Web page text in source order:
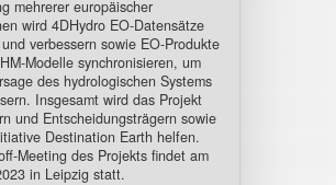
mehrerer europäischer
wird 4DHydro EO-Datensätze
verbessern sowie EO-Produkte
Modelle synchronisieren, um
des hydrologischen Systems
Insgesamt wird das Projekt
und Entscheidungsträgern sowie
Destination Earth helfen.
Meeting des Projekts findet am
in Leipzig statt.